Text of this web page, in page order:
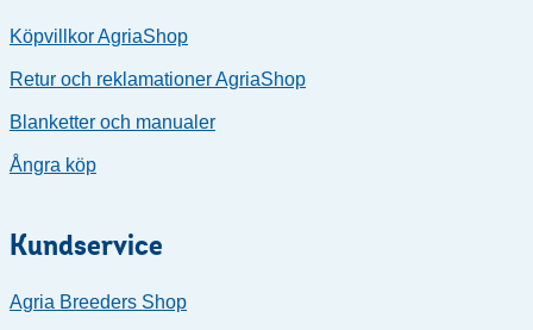
Köpvillkor AgriaShop
Retur och reklamationer AgriaShop
Blanketter och manualer
Ångra köp
Kundservice
Agria Breeders Shop